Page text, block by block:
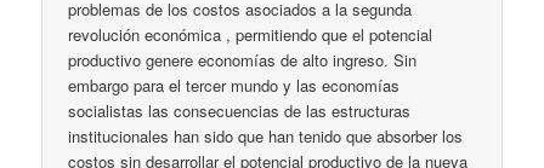
problemas de los costos asociados a la segunda
revolución económica , permitiendo que el potencial
productivo genere economías de alto ingreso. Sin
embargo para el tercer mundo y las economías
socialistas las consecuencias de las estructuras
institucionales han sido que han tenido que absorber los
costos sin desarrollar el potencial productivo de la nueva